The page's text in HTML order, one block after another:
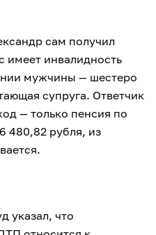
сам получил
имеет инвалидность
мужчины — шестеро
супруга. Ответчик
— только пенсия по
480,82 рубля, из
указал, что